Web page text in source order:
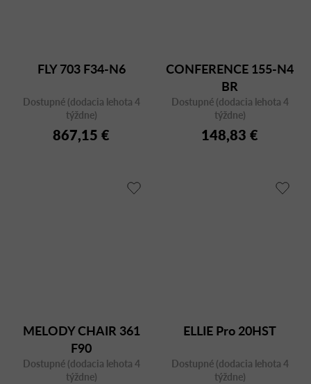
FLY 703 F34-N6
Dostupné (dodacia lehota 4
týždne)
867,15 €
CONFERENCE 155-N4
BR
Dostupné (dodacia lehota 4
týždne)
148,83 €
MELODY CHAIR 361
F90
Dostupné (dodacia lehota 4
týždne)
ELLIE Pro 20HST
Dostupné (dodacia lehota 4
týždne)